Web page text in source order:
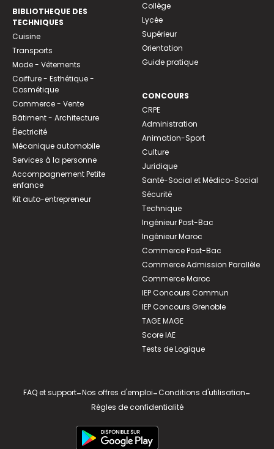
BIBLIOTHEQUE DES
TECHNIQUES
Cuisine
Transports
Mode - Vêtements
Coiffure - Esthétique -
Cosmétique
Commerce - Vente
Bâtiment - Architecture
Électricité
Mécanique automobile
Services à la personne
Accompagnement Petite
enfance
Kit auto-entrepreneur
Collège
Lycée
Supérieur
Orientation
Guide pratique
CONCOURS
CRPE
Administration
Animation-Sport
Culture
Juridique
Santé-Social et Médico-Social
Sécurité
Technique
Ingénieur Post-Bac
Ingénieur Maroc
Commerce Post-Bac
Commerce Admission Parallèle
Commerce Maroc
IEP Concours Commun
IEP Concours Grenoble
TAGE MAGE
Score IAE
Tests de Logique
FAQ et support-Nos offres d'emploi-Conditions d'utilisation-
Règles de confidentialité